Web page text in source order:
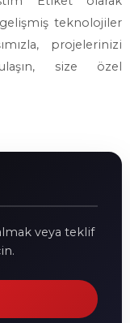
teknolojiler
projelerinizi
size özel
veya teklif